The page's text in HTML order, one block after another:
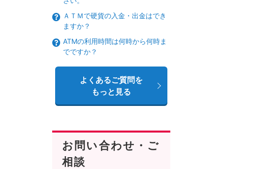
ＡＴＭで硬貨の入金・出金はでき
ますか？
ATMの利用時間は何時から何時ま
でですか？
よくあるご質問を
もっと見る
お問い合わせ・ご
相談